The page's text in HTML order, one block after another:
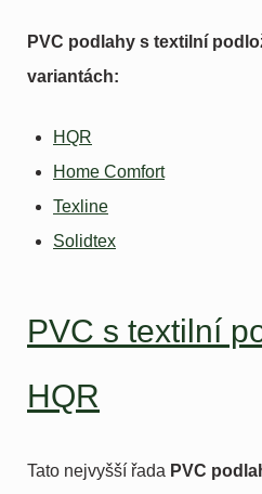
PVC podlahy s textilní
variantách:
HQR
Home Comfort
Texline
Solidtex
PVC s textilní
HQR
Tato nejvyšší řada PVC